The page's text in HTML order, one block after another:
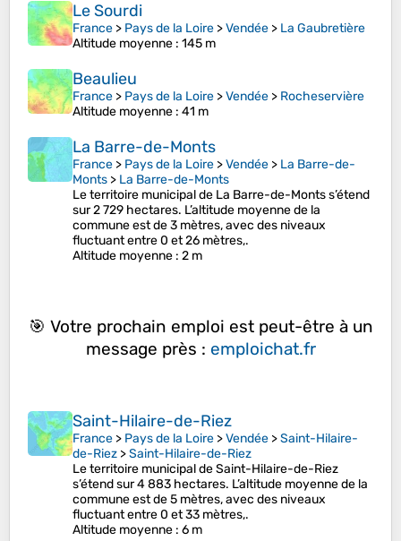
Le Sourdi
France > Pays de la Loire >Vendée > La Gaubretière
Altitude moyenne : 145 m
Beaulieu
France > Pays de la Loire >Vendée > Rocheservière
Altitude moyenne : 41 m
La Barre-de-Monts
France > Pays de la Loire >Vendée > La Barre-de-
Monts > La Barre-de-Monts
Le territoire municipal de La Barre-de-Monts s’étend
sur 2 729 hectares. L’altitude moyenne de la
commune est de 3 mètres, avec des niveaux
fluctuant entre 0 et 26 mètres,.
Altitude moyenne : 2 m
🎯 Votre prochain emploi est peut-être à un
message près : emploichat.fr
Saint-Hilaire-de-Riez
France > Pays de la Loire >Vendée >Saint-Hilaire-
de-Riez >Saint-Hilaire-de-Riez
Le territoire municipal de Saint-Hilaire-de-Riez
s’étend sur 4 883 hectares. L’altitude moyenne de la
commune est de 5 mètres, avec des niveaux
fluctuant entre 0 et 33 mètres,.
Altitude moyenne : 6 m